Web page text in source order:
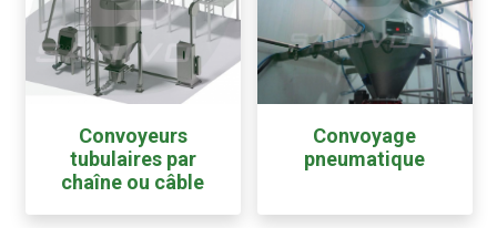
Convoyeurs
tubulaires par
chaîne ou câble
Convoyage
pneumatique